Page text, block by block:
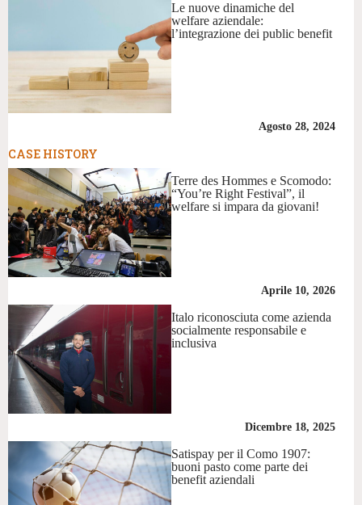
Le nuove dinamiche del
welfare aziendale:
l’integrazione dei public benefit
Agosto 28, 2024
CASE HISTORY
Terre des Hommes e Scomodo:
“You’re Right Festival”, il
welfare si impara da giovani!
Aprile 10, 2026
Italo riconosciuta come azienda
socialmente responsabile e
inclusiva
Dicembre 18, 2025
Satispay per il Como 1907:
buoni pasto come parte dei
benefit aziendali